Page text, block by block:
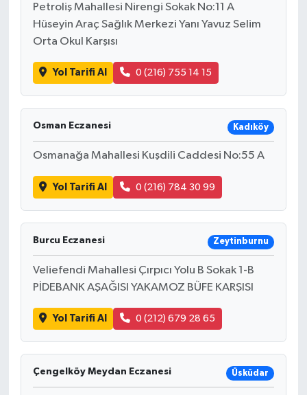
Petroliş Mahallesi Nirengi Sokak No:11 A
Hüseyin Araç Sağlık Merkezi Yanı Yavuz Selim
Orta Okul Karşısı
Yol Tarifi Al 0 (216) 755 14 15
Osman Eczanesi Kadıköy
Osmanağa Mahallesi Kuşdili Caddesi No:55 A
Yol Tarifi Al 0 (216) 784 30 99
Burcu Eczanesi Zeytinburnu
Veliefendi Mahallesi Çırpıcı Yolu B Sokak 1-B
PİDEBANK AŞAĞISI YAKAMOZ BÜFE KARŞISI
Yol Tarifi Al 0 (212) 679 28 65
Çengelköy Meydan Eczanesi Üsküdar